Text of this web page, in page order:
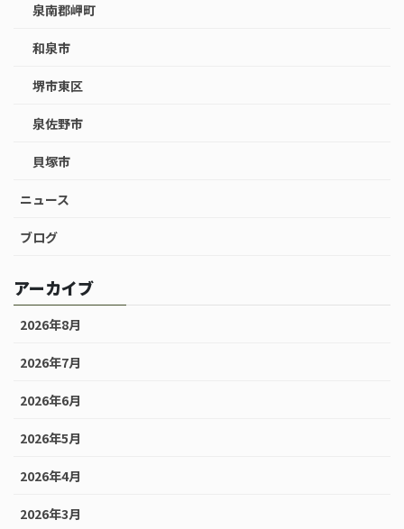
泉南郡岬町
和泉市
堺市東区
泉佐野市
貝塚市
ニュース
ブログ
アーカイブ
2026年8月
2026年7月
2026年6月
2026年5月
2026年4月
2026年3月